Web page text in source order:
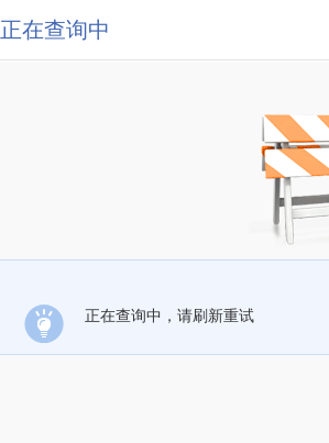
正在查询中
正在查询中，请刷新重试